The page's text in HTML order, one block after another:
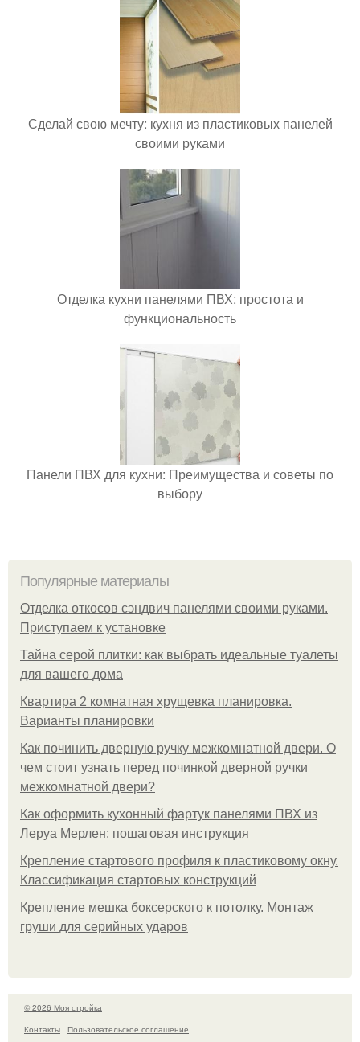
Сделай свою мечту: кухня из пластиковых панелей
своими руками
Отделка кухни панелями ПВХ: простота и
функциональность
Панели ПВХ для кухни: Преимущества и советы по
выбору
Популярные материалы
Отделка откосов сэндвич панелями своими руками.
Приступаем к установке
Тайна серой плитки: как выбрать идеальные туалеты
для вашего дома
Квартира 2 комнатная хрущевка планировка.
Варианты планировки
Как починить дверную ручку межкомнатной двери. О
чем стоит узнать перед починкой дверной ручки
межкомнатной двери?
Как оформить кухонный фартук панелями ПВХ из
Леруа Мерлен: пошаговая инструкция
Крепление стартового профиля к пластиковому окну.
Классификация стартовых конструкций
Крепление мешка боксерского к потолку. Монтаж
груши для серийных ударов
© 2026 Моя стройка
Контакты
Пользовательское соглашение